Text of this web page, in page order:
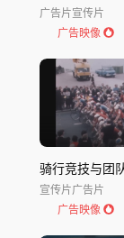
广告片宣传片
广告映像
宣传片广告片
广告映像